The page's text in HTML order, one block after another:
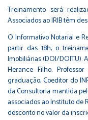
Treinamento será
Associados ao IRIB têm
O Informativo Notarial e
partir das 18h, o
Imobiliárias (DOI/DOITU).
Herance Filho,
graduação, Coeditor do
da Consultoria mantida
associados ao Instituto de
desconto no valor da